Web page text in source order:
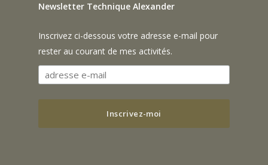
Newsletter Technique Alexander
Inscrivez ci-dessous votre adresse e-mail pour
rester au courant de mes activités.